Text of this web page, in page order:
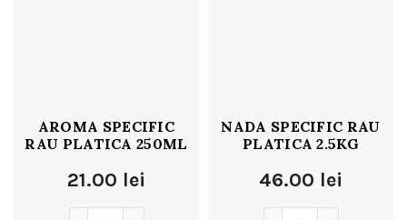
AROMA SPECIFIC
RAU PLATICA 250ML
21.00 lei
NADA SPECIFIC RAU
PLATICA 2.5KG
46.00 lei